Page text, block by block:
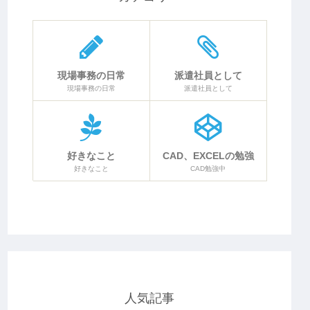
現場事務の日常
現場事務の日常
派遣社員として
派遣社員として
好きなこと
好きなこと
CAD、EXCELの勉強
CAD勉強中
人気記事